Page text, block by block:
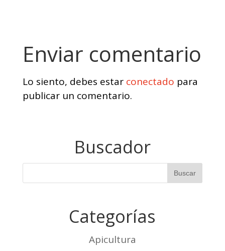
Enviar comentario
Lo siento, debes estar conectado para
publicar un comentario.
Buscador
Categorías
Apicultura